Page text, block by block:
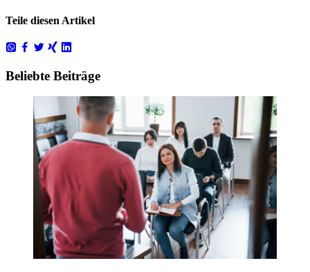
Teile diesen Artikel
Beliebte Beiträge